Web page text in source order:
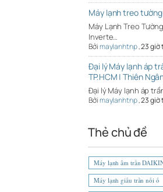
Máy lạnh treo tường
Máy Lạnh Treo
Inverte…
Bởimaylanhtnp,23 giờ
Đại lý Máy lạnh áp
TP.HCM | Thiên
Đại lý Máy lạnh áp
Bởimaylanhtnp,23 giờ
Thẻ chủ đề
Máy lạnh âm trần
Máy lạnh giấu trần nối ố